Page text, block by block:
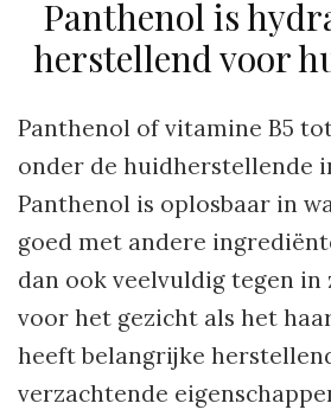
Panthenol is
herstellend voor
Panthenol of vitamine B5
onder de huidherstellende
Panthenol is oplosbaar in
goed met andere
dan ook veelvuldig tegen in
voor het gezicht als het
heeft belangrijke
verzachtende